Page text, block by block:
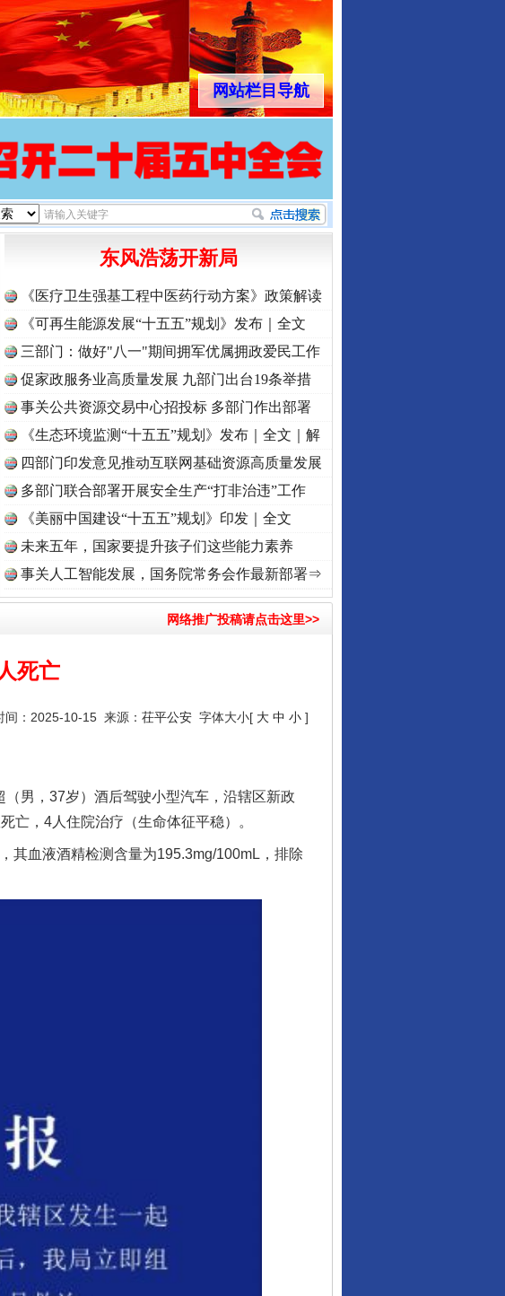
网站栏目导航
频]牢记初心使命 奋进复兴征程丨“转折之城”激荡..·[视频]牢记初心使命 奋进复兴征程丨红船起航处 潮起..
东风浩荡开新局
《医疗卫生强基工程中医药行动方案》政策解读
《可再生能源发展“十五五”规划》发布｜全文
三部门：做好"八一"期间拥军优属拥政爱民工作
促家政服务业高质量发展 九部门出台19条举措
事关公共资源交易中心招投标 多部门作出部署
《生态环境监测“十五五”规划》发布｜全文｜解
读
四部门印发意见推动互联网基础资源高质量发展
多部门联合部署开展安全生产“打非治违”工作
《美丽中国建设“十五五”规划》印发｜全文
未来五年，国家要提升孩子们这些能力素养
事关人工智能发展，国务院常务会作最新部署⇒
网络推广投稿请点击这里>>
死亡
间：2025-10-15 来源： 茌平公安 字体大小[ 大 中 小 ]
男，37岁）酒后驾驶小型汽车，沿辖区新政
亡，4人住院治疗（生命体征平稳）。
血液酒精检测含量为195.3mg/100mL，排除